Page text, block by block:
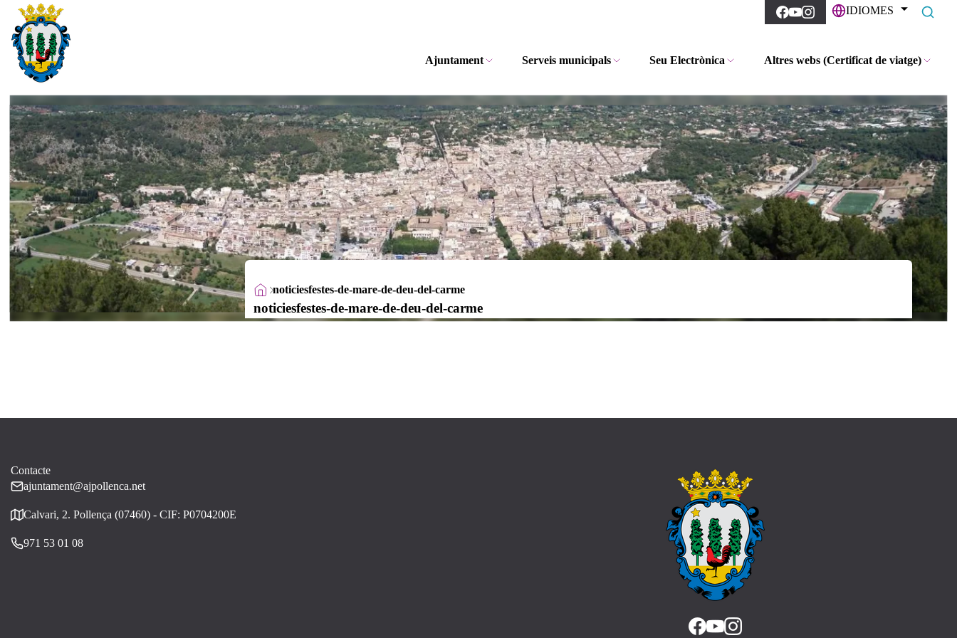
IDIOMES
Ajuntament Serveis municipals Seu Electrònica Altres webs (Certificat de viatge)
noticiesfestes-de-mare-de-deu-del-carme
noticiesfestes-de-mare-de-deu-del-carme
Contacte
ajuntament@ajpollenca.net
Calvari, 2. Pollença (07460) - CIF: P0704200E
971 53 01 08